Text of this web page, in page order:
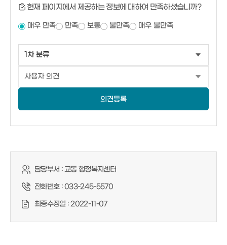
현재 페이지에서 제공하는 정보에 대하여 만족하셨습니까?
매우 만족 만족 보통 불만족 매우 불만족
의견등록
담당부서 :교동 행정복지센터
전화번호 :033-245-5570
최종수정일 :2022-11-07